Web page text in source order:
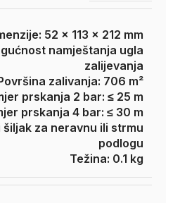
52 x 113 x 212 mm
namještanja ugla
zalijevanja
zalivanja: 706 m²
prskanja 2 bar: ≤ 25 m
prskanja 4 bar: ≤ 30 m
šiljak za neravnu ili strmu
podlogu
Težina: 0.1 kg